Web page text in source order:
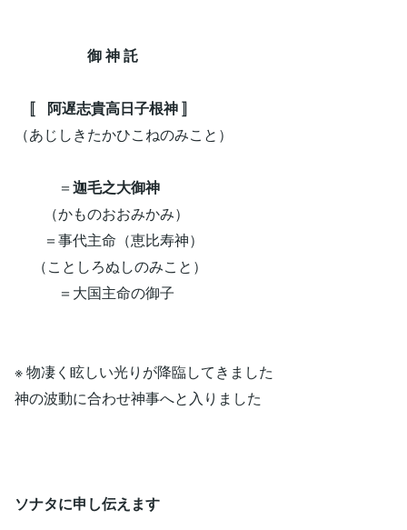
御 神 託
〚 阿遅志貴高日子根神 〛
（あじしきたかひこねのみこと）
＝迦毛之大御神
（かものおおみかみ）
＝事代主命（恵比寿神）
（ことしろぬしのみこと）
＝大国主命の御子
※ 物凄く眩しい光りが降臨してきました
神の波動に合わせ神事へと入りました
ソナタに申し伝えます